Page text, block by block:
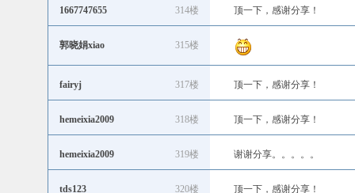
1667747655 314楼 顶一下，感谢分享！
郭晓娟xiao 315楼
fairyj 317楼 顶一下，感谢分享！
hemeixia2009 318楼 顶一下，感谢分享！
hemeixia2009 319楼 谢谢分享。。。。。
tds123 320楼 顶一下，感谢分享！